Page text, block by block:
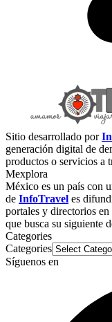
Sitio desarrollado por
generación digital de
productos o servicios a
Mexplora
México es un país con
de InfoTravel es
portales y directorios
que busca su siguiente
Categories
Categories
Síguenos en